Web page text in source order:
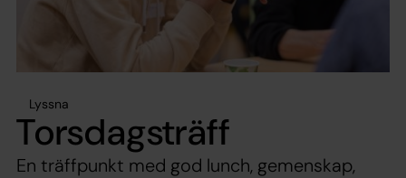
Lyssna
Torsdagsträff
En träffpunkt med god lunch, gemenskap,